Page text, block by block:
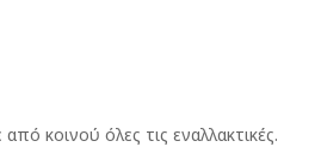
κοινού όλες τις εναλλακτικές.